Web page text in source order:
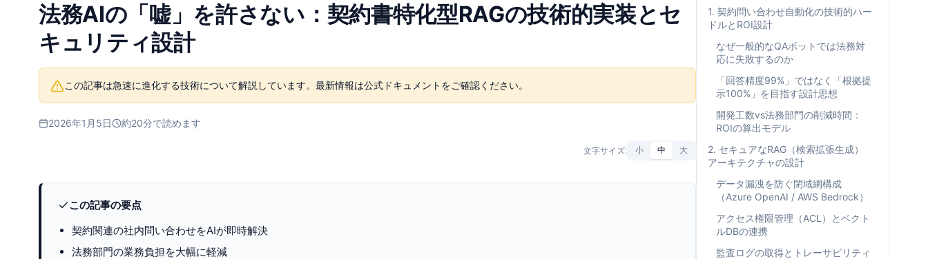
法務AIの「嘘」を許さない：契約書特化型RAGの技術的実装とセ
キュリティ設計
この記事は急速に進化する技術について解説しています。最新情報は公式ドキュメントをご確認ください。
2026年1月5日 約20分で読めます
文字サイズ: 小 中 大
この記事の要点
契約関連の社内問い合わせをAIが即時解決
法務部門の業務負担を大幅に軽減
1. 契約問い合わせ自動化の技術的ハー
ドルとROI設計
なぜ一般的なQAボットでは法務対
応に失敗するのか
「回答精度99%」ではなく「根拠提
示100%」を目指す設計思想
開発工数vs法務部門の削減時間：
ROIの算出モデル
2. セキュアなRAG（検索拡張生成）
アーキテクチャの設計
データ漏洩を防ぐ閉域網構成
（Azure OpenAI / AWS Bedrock）
アクセス権限管理（ACL）とベクト
ルDBの連携
監査ログの取得とトレーサビリティ